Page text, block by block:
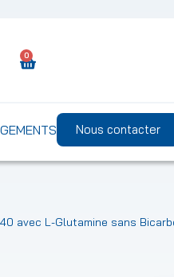
0
Nous contacter
avec L-Glutamine sans